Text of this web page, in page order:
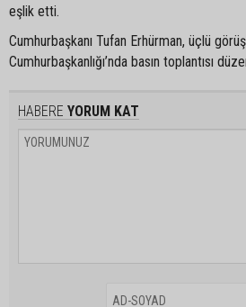
eşlik etti.
Cumhurbaşkanı Tufan Erhürman, üçlü
Cumhurbaşkanlığı’nda basın toplantısı
HABERE YORUM KAT